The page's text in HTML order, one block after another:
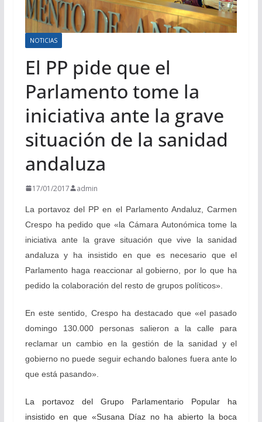
NOTICIAS
El PP pide que el
Parlamento tome la
iniciativa ante la grave
situación de la sanidad
andaluza
17/01/2017 admin
La portavoz del PP en el Parlamento Andaluz, Carmen
Crespo ha pedido que «la Cámara Autonómica tome la
iniciativa ante la grave situación que vive la sanidad
andaluza y ha insistido en que es necesario que el
Parlamento haga reaccionar al gobierno, por lo que ha
pedido la colaboración del resto de grupos políticos».
En este sentido, Crespo ha destacado que «el pasado
domingo 130.000 personas salieron a la calle para
reclamar un cambio en la gestión de la sanidad y el
gobierno no puede seguir echando balones fuera ante lo
que está pasando».
La portavoz del Grupo Parlamentario Popular ha
insistido en que «Susana Díaz no ha abierto la boca